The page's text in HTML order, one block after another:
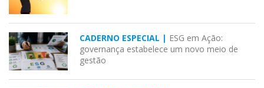
CADERNO ESPECIAL | ESG em Ação:
governança estabelece um novo meio de
gestão